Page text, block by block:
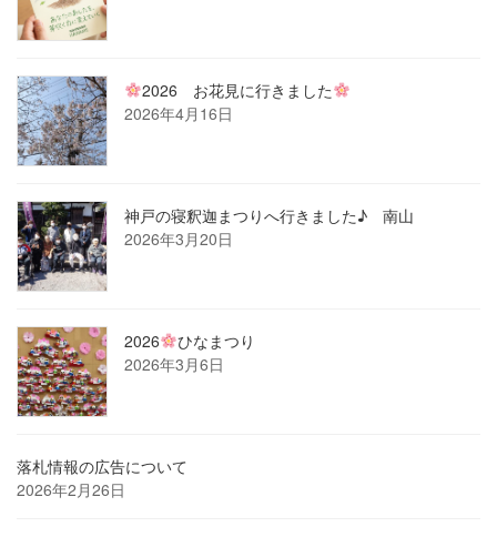
2026 お花見に行きました
2026年4月16日
神戸の寝釈迦まつりへ行きました♪ 南山
2026年3月20日
2026
ひなまつり
2026年3月6日
落札情報の広告について
2026年2月26日